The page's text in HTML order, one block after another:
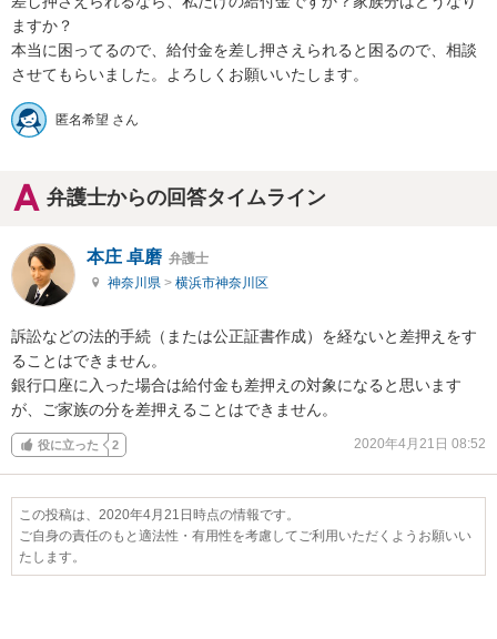
ますか？
本当に困ってるので、給付金を差し押さえられると困るので、相談
させてもらいました。よろしくお願いいたします。
匿名希望 さん
弁護士からの回答タイムライン
本庄 卓磨 弁護士
神奈川県 > 横浜市神奈川区
訴訟などの法的手続（または公正証書作成）を経ないと差押えをす
ることはできません。
銀行口座に入った場合は給付金も差押えの対象になると思います
が、ご家族の分を差押えることはできません。
役に立った 2 2020年4月21日 08:52
この投稿は、2020年4月21日時点の情報です。
ご自身の責任のもと適法性・有用性を考慮してご利用いただくようお願いい
たします。